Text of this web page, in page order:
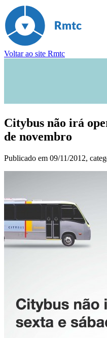
Voltar ao site Rmtc
Citybus não irá
de novembro
Publicado em 09/11/2012,